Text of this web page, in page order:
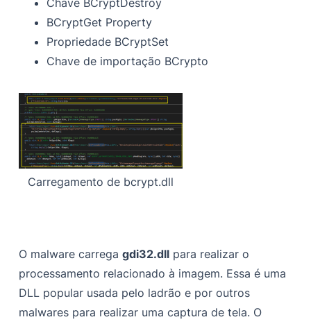
BCryptGet Property
Propriedade BCryptSet
Chave de importação BCrypto
Carregamento de bcrypt.dll
O malware carregagdi32.dll para realizar o
processamento relacionado à imagem. Essa é uma
DLL popular usada pelo ladrão e por outros
malwares para realizar uma captura de tela. O